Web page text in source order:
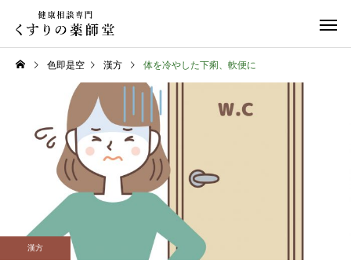
日常のこと
令和８年熊本地震
て
色即是空 漢方 体を冷やした下痢、軟便に
漢方